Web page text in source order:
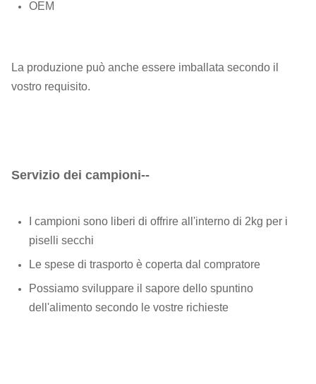
OEM
La produzione può anche essere imballata secondo il
vostro requisito.
Servizio dei campioni--
I campioni sono liberi di offrire all'interno di 2kg per i
piselli secchi
Le spese di trasporto è coperta dal compratore
Possiamo sviluppare il sapore dello spuntino
dell'alimento secondo le vostre richieste